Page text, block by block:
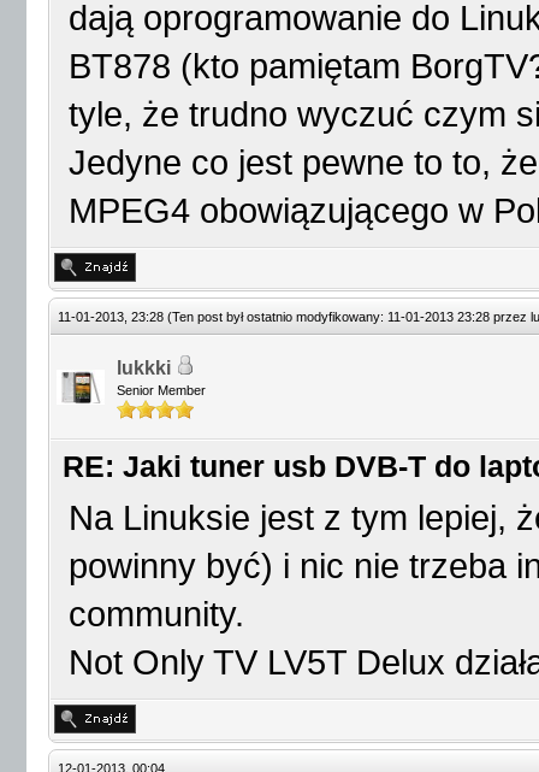
dają oprogramowanie do
BT878 (kto pamiętam
tyle, że trudno wyczuć czym
Jedyne co jest pewne to to,
MPEG4 obowiązującego w
11-01-2013, 23:28 (Ten post był ostatnio modyfikowany: 11-01-2013 23:28 przez
lukkki
Senior Member
RE: Jaki tuner usb DVB-T do
Na Linuksie jest z tym lepiej,
powinny być) i nic nie trzeba
community.
Not Only TV LV5T Delux
12-01-2013, 00:04